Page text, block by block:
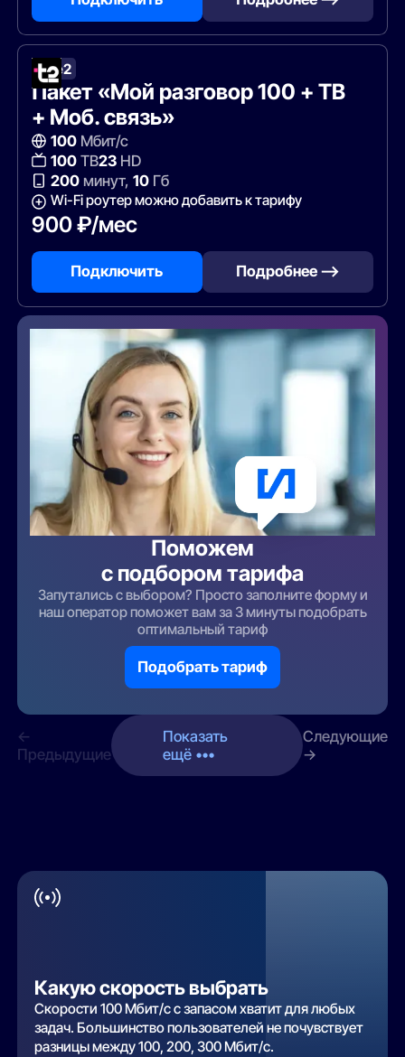
Tele2
Пакет «Мой разговор 100 + ТВ
+ Моб. связь»
100Мбит/с
100ТВ23HD
200минут, 10Гб
Wi-Fi роутер можно добавить к тарифу
900 ₽/мес
Подключить Подробнее —>
Поможем
с подбором тарифа
Запутались с выбором? Просто заполните форму и
наш оператор поможет вам за 3 минуты подобрать
оптимальный тариф
Подобрать тариф
←
Предыдущие
Показать
ещё •••
Следующие
→
Какую скорость выбрать
Скорости 100 Мбит/с с запасом хватит для любых
задач. Большинство пользователей не почувствует
разницы между 100, 200, 300 Мбит/с.